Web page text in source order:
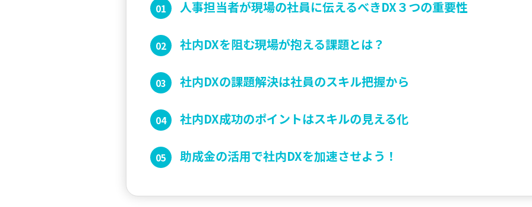
人事担当者が現場の社員に伝えるべきDX３つの重要性
社内DXを阻む現場が抱える課題とは？
社内DXの課題解決は社員のスキル把握から
社内DX成功のポイントはスキルの見える化
助成金の活用で社内DXを加速させよう！